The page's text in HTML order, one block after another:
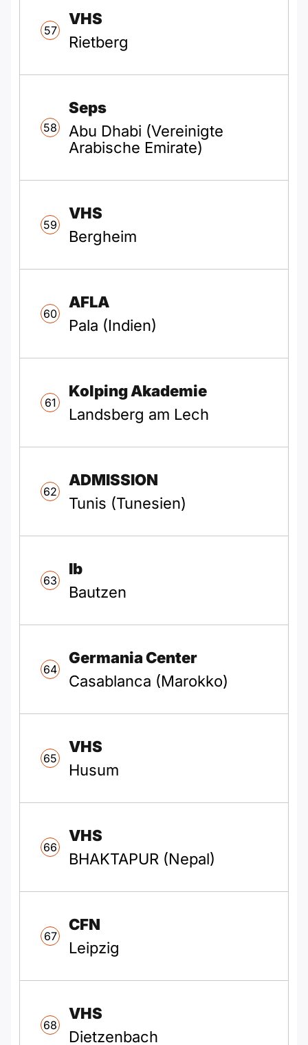
57
VHS
Rietberg
58
Seps
Abu Dhabi (Vereinigte
Arabische Emirate)
59
VHS
Bergheim
60
AFLA
Pala (Indien)
61
Kolping Akademie
Landsberg am Lech
62
ADMISSION
Tunis (Tunesien)
63
Ib
Bautzen
64
Germania Center
Casablanca (Marokko)
65
VHS
Husum
66
VHS
BHAKTAPUR (Nepal)
67
CFN
Leipzig
68
VHS
Dietzenbach